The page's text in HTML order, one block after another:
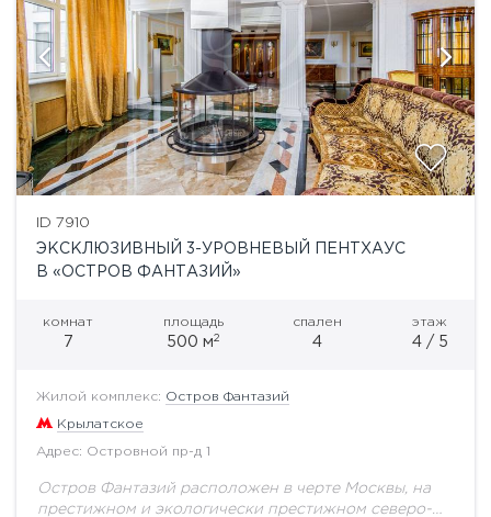
ID 7910
ЭКСКЛЮЗИВНЫЙ 3-УРОВНЕВЫЙ ПЕНТХАУС
В «ОСТРОВ ФАНТАЗИЙ»
комнат
7
площадь
500 м2
спален
4
этаж
4 / 5
Жилой комплекс: Остров Фантазий
Крылатское
Адрес: Островной пр-д 1
Остров Фантазий расположен в черте Москвы, на
престижном и экологически престижном северо-